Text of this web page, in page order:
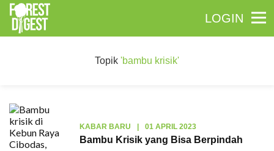
LOGIN
Topik 'bambu krisik'
KABAR BARU | 01 APRIL 2023
Bambu Krisik yang Bisa Berpindah